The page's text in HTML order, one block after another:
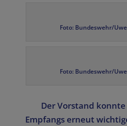
Foto: Bundeswehr/
Foto: Bundeswehr/
Der Vorstand
Empfangs erneut